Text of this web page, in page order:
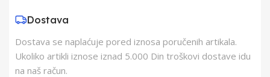
Zemlja Uvoza
Barkod 8606006533737
Dostava
Dostava se naplaćuje pored iznosa poručenih artikala.
Ukoliko artikli iznose iznad 5.000 Din troškovi dostave idu
na naš račun.